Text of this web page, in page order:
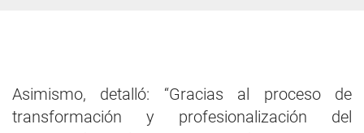
Asimismo, detalló: “Gracias al proceso de
transformación y profesionalización del